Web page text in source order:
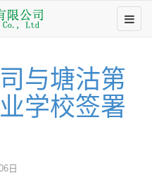
与塘沽第
学校签署
日